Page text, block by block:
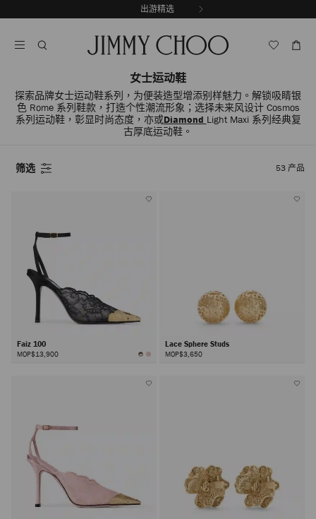
至
出游精选
女士运动鞋
探索品牌女士运动鞋系列，为便装造型增添别样魅力。解锁吸睛银
色 Rome 系列鞋款，打造个性潮流形象；选择未来风设计 Cosmos
系列运动鞋，彰显时尚态度，亦或Diamond Light Maxi 系列经典复
古厚底运动鞋。
筛选 53 产品
Faiz 100
MOP$13,900
Lace Sphere Studs
MOP$3,650